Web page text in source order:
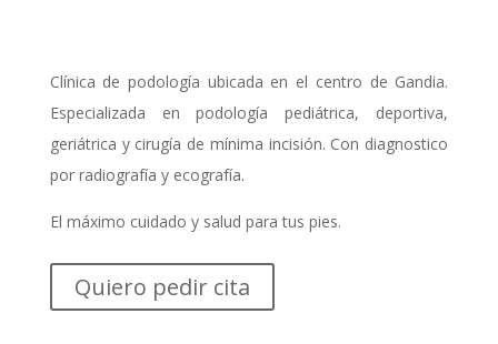
Clínica de podología ubicada en el centro de Gandia.
Especializada en podología pediátrica, deportiva,
geriátrica y cirugía de mínima incisión. Con diagnostico
por radiografía y ecografía.
El máximo cuidado y salud para tus pies.
Quiero pedir cita